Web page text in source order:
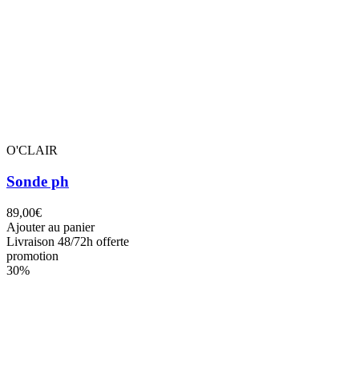
O'CLAIR
Sonde ph
89,00€
Ajouter au panier
Livraison 48/72h offerte
promotion
30%